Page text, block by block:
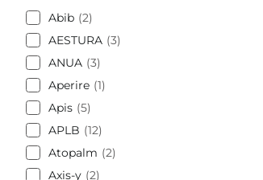
Abib 2
AESTURA 3
ANUA 3
Aperire 1
Apis 5
APLB
12
Atopalm
2
Axis-y 2